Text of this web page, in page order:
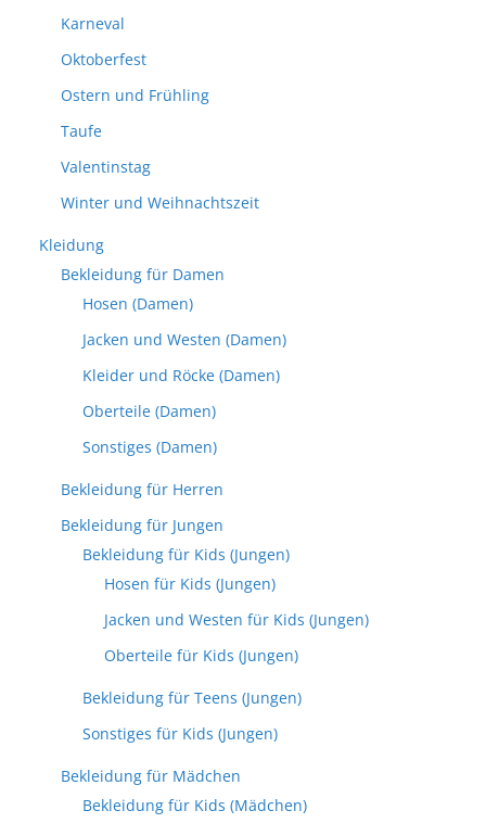
Karneval
Oktoberfest
Ostern und Frühling
Taufe
Valentinstag
Winter und Weihnachtszeit
Kleidung
Bekleidung für Damen
Hosen (Damen)
Jacken und Westen (Damen)
Kleider und Röcke (Damen)
Oberteile (Damen)
Sonstiges (Damen)
Bekleidung für Herren
Bekleidung für Jungen
Bekleidung für Kids (Jungen)
Hosen für Kids (Jungen)
Jacken und Westen für Kids (Jungen)
Oberteile für Kids (Jungen)
Bekleidung für Teens (Jungen)
Sonstiges für Kids (Jungen)
Bekleidung für Mädchen
Bekleidung für Kids (Mädchen)